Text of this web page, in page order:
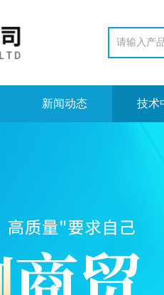
新闻动态 技术